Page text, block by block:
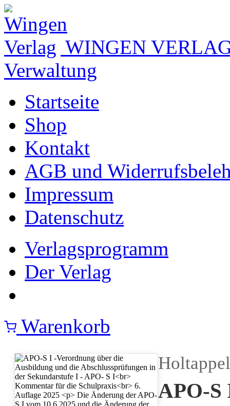
WINGEN
Verwaltung
Startseite
Shop
Kontakt
AGB und
Impressum
Datenschutz
Verlagsprogramm
Der Verlag
Warenkorb
APO-S